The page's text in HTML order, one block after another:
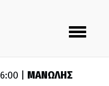
Toggle
navigation
| ΜΑΝΩΛΗΣ